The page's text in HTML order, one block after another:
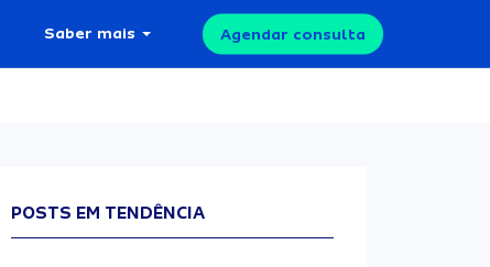
Saber mais Agendar consulta
POSTS EM TENDÊNCIA